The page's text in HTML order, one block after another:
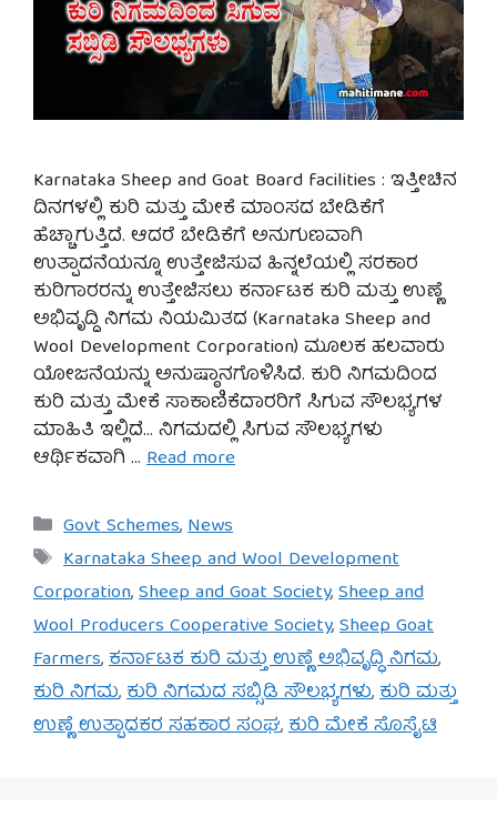
Karnataka Sheep and Goat Board facilities : ಇತ್ತೀಚಿನ
ದಿನಗಳಲ್ಲಿ ಕುರಿ ಮತ್ತು ಮೇಕೆ ಮಾಂಸದ ಬೇಡಿಕೆಗೆ
ಹೆಚ್ಚಾಗುತ್ತಿದೆ. ಆದರೆ ಬೇಡಿಕೆಗೆ ಅನುಗುಣವಾಗಿ
ಉತ್ಪಾದನೆಯನ್ನೂ ಉತ್ತೇಜಿಸುವ ಹಿನ್ನಲೆಯಲ್ಲಿ ಸರಕಾರ
ಕುರಿಗಾರರನ್ನು ಉತ್ತೇಜಿಸಲು ಕರ್ನಾಟಕ ಕುರಿ ಮತ್ತು ಉಣ್ಣೆ
ಅಭಿವೃದ್ದಿ ನಿಗಮ ನಿಯಮಿತದ (Karnataka Sheep and
Wool Development Corporation) ಮೂಲಕ ಹಲವಾರು
ಯೋಜನೆಯನ್ನು ಅನುಷ್ಠಾನಗೊಳಿಸಿದೆ. ಕುರಿ ನಿಗಮದಿಂದ
ಕುರಿ ಮತ್ತು ಮೇಕೆ ಸಾಕಾಣಿಕೆದಾರರಿಗೆ ಸಿಗುವ ಸೌಲಭ್ಯಗಳ
ಮಾಹಿತಿ ಇಲ್ಲಿದೆ… ನಿಗಮದಲ್ಲಿ ಸಿಗುವ ಸೌಲಭ್ಯಗಳು
ಆರ್ಥಿಕವಾಗಿ … Read more
Categories
Govt Schemes,News
Tags
Karnataka Sheep and Wool Development
Corporation,Sheep and Goat Society,Sheep and
Wool Producers Cooperative Society,Sheep Goat
Farmers,ಕರ್ನಾಟಕ ಕುರಿ ಮತ್ತು ಉಣ್ಣೆ ಅಭಿವೃದ್ಧಿ ನಿಗಮ,
ಕುರಿ ನಿಗಮ,ಕುರಿ ನಿಗಮದ ಸಬ್ಸಿಡಿ ಸೌಲಭ್ಯಗಳು,ಕುರಿ ಮತ್ತು
ಉಣ್ಣೆ ಉತ್ಪಾದಕರ ಸಹಕಾರ ಸಂಘ,ಕುರಿ ಮೇಕೆ ಸೊಸೈಟಿ